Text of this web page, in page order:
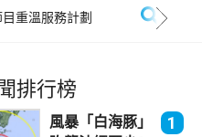
目重溫服務計劃
排行榜
風暴「白海豚」
1